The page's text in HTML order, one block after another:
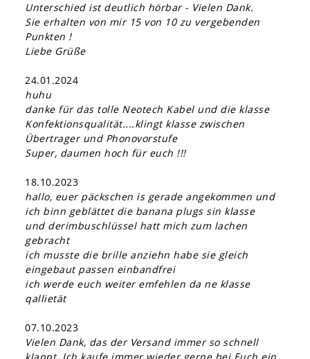
Unterschied ist deutlich hörbar - Vielen Dank.
Sie erhalten von mir 15 von 10 zu vergebenden
Punkten !
Liebe Grüße
24.01.2024
huhu
danke für das tolle Neotech Kabel und die klasse
Konfektionsqualität....klingt klasse zwischen
Übertrager und Phonovorstufe
Super, daumen hoch für euch !!!
18.10.2023
hallo, euer päckschen is gerade angekommen und
ich binn geblättet die banana plugs sin klasse
und derimbuschlüssel hatt mich zum lachen
gebracht
ich musste die brille anziehn habe sie gleich
eingebaut passen einbandfrei
ich werde euch weiter emfehlen da ne klasse
qallietät
07.10.2023
Vielen Dank, das der Versand immer so schnell